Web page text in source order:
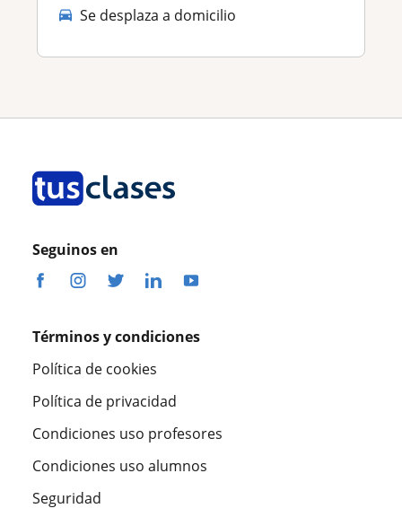
Se desplaza a domicilio
Seguinos en
Términos y condiciones
Política de cookies
Política de privacidad
Condiciones uso profesores
Condiciones uso alumnos
Seguridad